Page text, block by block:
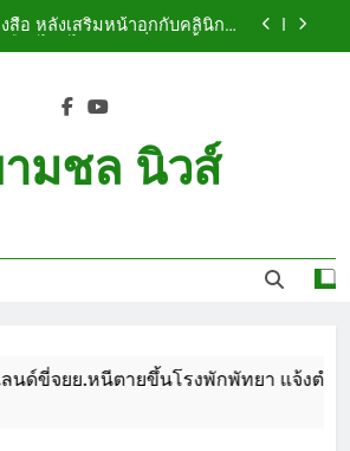
สื่อ หลังเสริมหน้าอกกับคลินิกชื่อ
ยยัดกระเป๋า ทิ้งริมทางรถไฟ รวบ
ามบินขณะเตรียมบินกลับประเทศ
าน ปรับ ห้องประชุม–ห้องผู้บริหาร
ด์ขี่จยย.หนีตายขึ้นโรงพักพัทยา
มเตือนอย่าหลงเชื่อรีวิวราคาถูก
สซี่พาสาวไทยวัย 17 เข้าคอนโด
ระ! สภาเมืองพัทยา ผ่านงบ 5.7
มชล นิวส์
ขี่จยย.หนีตายขึ้นโรงพักพัทยา แจ้งตำรว